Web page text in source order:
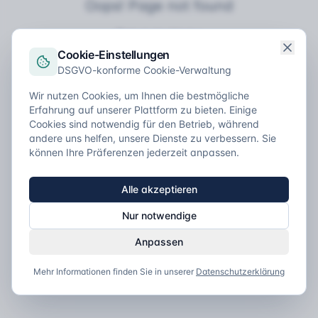
Cookie-Einstellungen
DSGVO-konforme Cookie-Verwaltung
Wir nutzen Cookies, um Ihnen die bestmögliche
Erfahrung auf unserer Plattform zu bieten. Einige
Cookies sind notwendig für den Betrieb, während
andere uns helfen, unsere Dienste zu verbessern. Sie
können Ihre Präferenzen jederzeit anpassen.
Alle akzeptieren
Nur notwendige
Anpassen
Mehr Informationen finden Sie in unserer Datenschutzerklärung
Oops! Page not found